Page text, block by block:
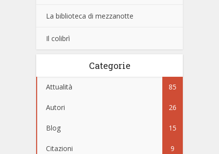
La biblioteca di mezzanotte
Il colibrì
Categorie
Attualità 85
Autori 26
Blog 15
Citazioni 9